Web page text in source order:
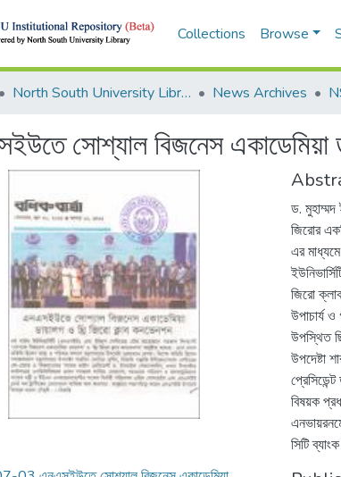
Collections Browse
North South University Library News Archives
সোশ্যাল বিজনেস
ড.
জিরোর
এর
জিরো
উপাচার্য
উপস্থিত
উপদেষ্টা
বিষয়ক
সিটি